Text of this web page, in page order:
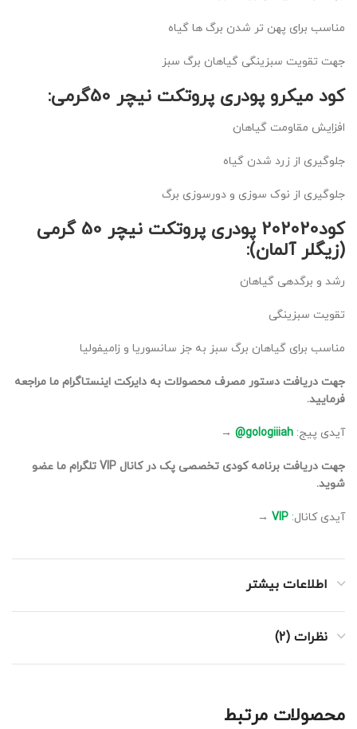
مناسب برای پهن تر شدن برگ ها گیاه
جهت تقویت سبزینگی گیاهان برگ سبز
کود میکرو پودری پروتکت نیچر 50گرمی:
افزایش مقاومت گیاهان
جلوگیری از زرد شدن گیاه
جلوگیری از نوک سوزی و دورسوزی برگ
کود202020 پودری پروتکت نیچر 50 گرمی
(زیگلر آلمان):
رشد و برگدهی گیاهان
تقویت سبزینگی
مناسب برای گیاهان برگ سبز به جز سانسوریا و زامیفولیا
جهت دریافت دستور مصرف محصولات به دایرکت اینستاگرام ما مراجعه
فرمایید.
آیدی پیج: gologiiiah@
→
جهت دریافت برنامه کودی تخصصی پک در کانال VIP تلگرام ما عضو
شوید.
آیدی کانال: VIP
→
اطلاعات بیشتر
نظرات (2)
محصولات مرتبط